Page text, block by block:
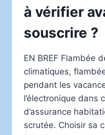
à vérifier
souscrire ?
EN BREF Flambée
climatiques,
pendant les
l’électronique dans
d’assurance
scrutée. Choisir sa